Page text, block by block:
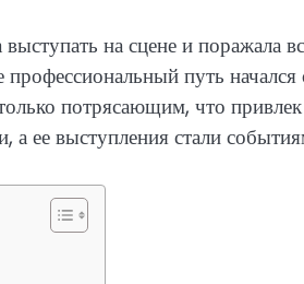
на сцене и поражала
путь
потрясающим, что
а ее выступления стали